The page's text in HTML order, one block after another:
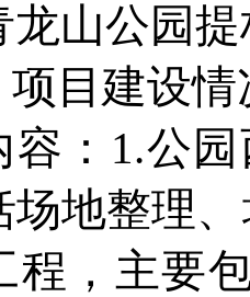
龙山公园
项目建设情
容：1.公
场地整理
程，主要